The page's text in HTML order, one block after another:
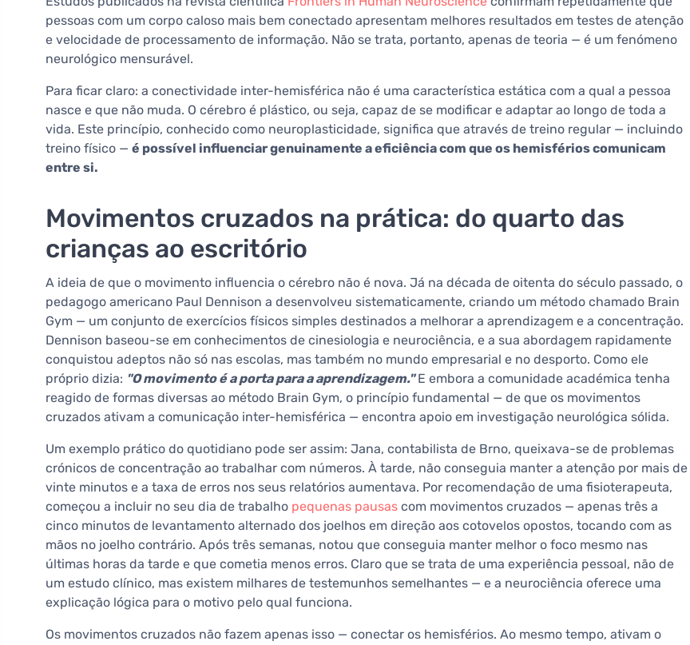
pessoas com um corpo caloso mais bem conectado apresentam melhores resultados em testes de atenção
e velocidade de processamento de informação. Não se trata, portanto, apenas de teoria — é um fenómeno
neurológico mensurável.
Para ficar claro: a conectividade inter-hemisférica não é uma característica estática com a qual a pessoa
nasce e que não muda. O cérebro é plástico, ou seja, capaz de se modificar e adaptar ao longo de toda a
vida. Este princípio, conhecido como neuroplasticidade, significa que através de treino regular — incluindo
treino físico — é possível influenciar genuinamente a eficiência com que os hemisférios comunicam
entre si.
Movimentos cruzados na prática: do quarto das
crianças ao escritório
A ideia de que o movimento influencia o cérebro não é nova. Já na década de oitenta do século passado, o
pedagogo americano Paul Dennison a desenvolveu sistematicamente, criando um método chamado Brain
Gym — um conjunto de exercícios físicos simples destinados a melhorar a aprendizagem e a concentração.
Dennison baseou-se em conhecimentos de cinesiologia e neurociência, e a sua abordagem rapidamente
conquistou adeptos não só nas escolas, mas também no mundo empresarial e no desporto. Como ele
próprio dizia: "O movimento é a porta para a aprendizagem."E embora a comunidade académica tenha
reagido de formas diversas ao método Brain Gym, o princípio fundamental — de que os movimentos
cruzados ativam a comunicação inter-hemisférica — encontra apoio em investigação neurológica sólida.
Um exemplo prático do quotidiano pode ser assim: Jana, contabilista de Brno, queixava-se de problemas
crónicos de concentração ao trabalhar com números. À tarde, não conseguia manter a atenção por mais de
vinte minutos e a taxa de erros nos seus relatórios aumentava. Por recomendação de uma fisioterapeuta,
começou a incluir no seu dia de trabalho pequenas pausas com movimentos cruzados — apenas três a
cinco minutos de levantamento alternado dos joelhos em direção aos cotovelos opostos, tocando com as
mãos no joelho contrário. Após três semanas, notou que conseguia manter melhor o foco mesmo nas
últimas horas da tarde e que cometia menos erros. Claro que se trata de uma experiência pessoal, não de
um estudo clínico, mas existem milhares de testemunhos semelhantes — e a neurociência oferece uma
explicação lógica para o motivo pelo qual funciona.
Os movimentos cruzados não fazem apenas isso — conectar os hemisférios. Ao mesmo tempo, ativam o